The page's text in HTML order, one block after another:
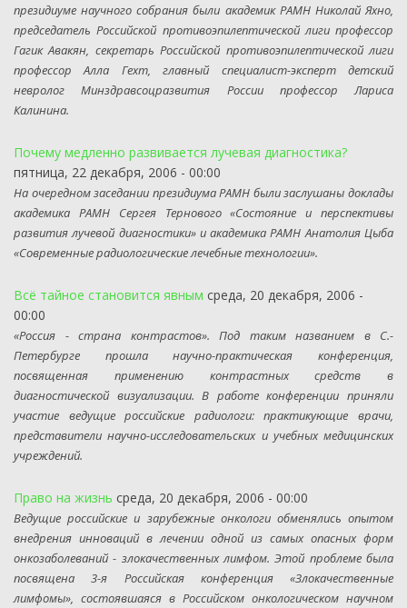
президиуме научного собрания были академик РАМН Николай Яхно,
председатель Российской противоэпилептической лиги профессор
Гагик Авакян, секретарь Российской противоэпилептической лиги
профессор Алла Гехт, главный специалист-эксперт детский
невролог Минздравсоцразвития России профессор Лариса
Калинина.
Почему медленно развивается лучевая диагностика?
пятница, 22 декабря, 2006 - 00:00
На очередном заседании президиума РАМН были заслушаны доклады
академика РАМН Сергея Тернового «Состояние и перспективы
развития лучевой диагностики» и академика РАМН Анатолия Цыба
«Современные радиологические лечебные технологии».
Всё тайное становится явным среда, 20 декабря, 2006 -
00:00
«Россия - страна контрастов». Под таким названием в С.-
Петербурге прошла научно-практическая конференция,
посвященная применению контрастных средств в
диагностической визуализации. В работе конференции приняли
участие ведущие российские радиологи: практикующие врачи,
представители научно-исследовательских и учебных медицинских
учреждений.
Право на жизнь среда, 20 декабря, 2006 - 00:00
Ведущие российские и зарубежные онкологи обменялись опытом
внедрения инноваций в лечении одной из самых опасных форм
онкозаболеваний - злокачественных лимфом. Этой проблеме была
посвящена 3-я Российская конференция «Злокачественные
лимфомы», состоявшаяся в Российском онкологическом научном